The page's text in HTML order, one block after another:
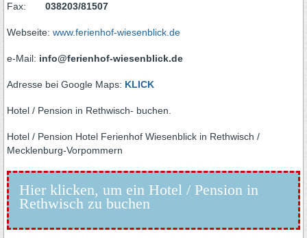
Fax: 038203/81507
Webseite: www.ferienhof-wiesenblick.de
e-Mail: info@ferienhof-wiesenblick.de
Adresse bei Google Maps: KLICK
Hotel / Pension in Rethwisch- buchen.
Hotel / Pension Hotel Ferienhof Wiesenblick in Rethwisch /
Mecklenburg-Vorpommern
Hier klicken, um ein Hotel / Pension in
Rethwisch zu buchen